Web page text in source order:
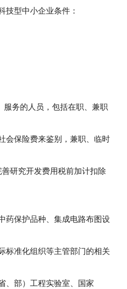
型中小企业条件：
务的人员，包括在职、兼职
会保险费来鉴别，兼职、临时
研究开发费用税前加计扣除
药保护品种、集成电路布图设
标准化组织等主管部门的相关
、部）工程实验室、国家